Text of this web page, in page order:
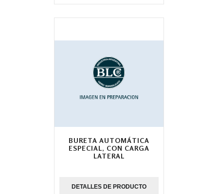
BURETA AUTOMÁTICA
ESPECIAL, CON CARGA
LATERAL
DETALLES DE PRODUCTO